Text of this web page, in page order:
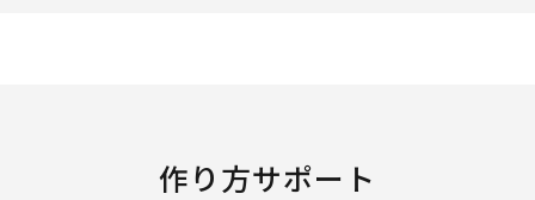
作り方サポート